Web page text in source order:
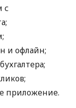
с
и офлайн;
приложение.